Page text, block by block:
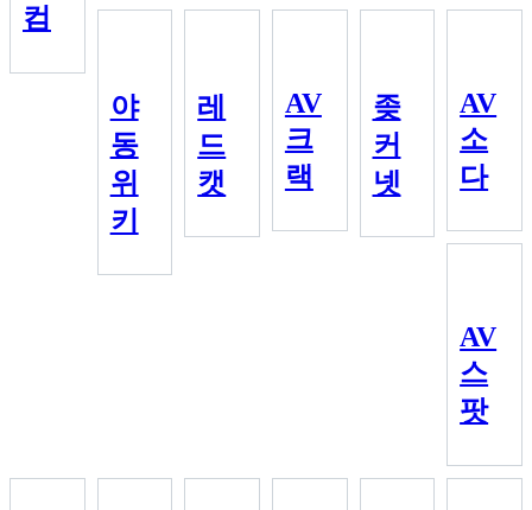
컴
야
동
위
키
레
드
캣
AV
크
랙
좆
커
넷
AV
소
다
AV
스
팟